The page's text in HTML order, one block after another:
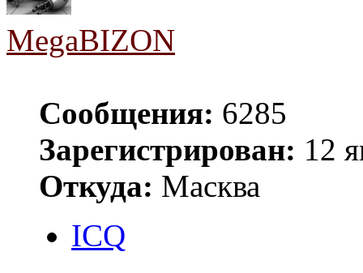
MegaBIZON
Сообщения: 6285
Зарегистрирован: 12
Откуда: Масква
ICQ